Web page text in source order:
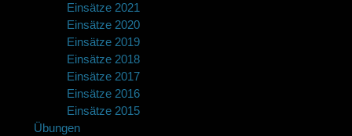
Einsätze 2021
Einsätze 2020
Einsätze 2019
Einsätze 2018
Einsätze 2017
Einsätze 2016
Einsätze 2015
Übungen